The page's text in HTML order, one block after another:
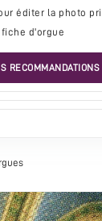
éditer la photo
fiche d'orgue
RECOMMANDATIONS
s